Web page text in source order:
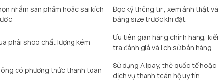
nhầm sản phẩm hoặc sai kích
Đọc kỹ thông tin, xem ảnh thật và
bảng size trước khi đặt.
phải shop chất lượng kém
Ưu tiên gian hàng chính hãng,
tra đánh giá và lịch sử bán hàng.
có phương thức thanh toán
Sử dụng Alipay, thẻ quốc tế hoặc
dịch vụ thanh toán hộ uy tín.